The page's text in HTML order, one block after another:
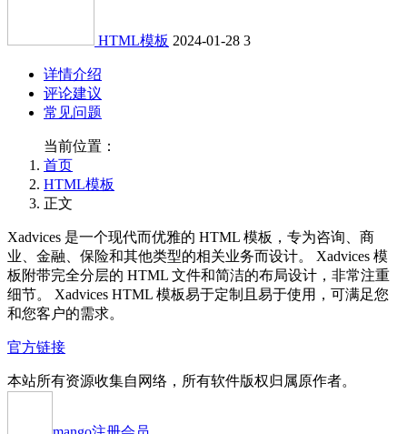
HTML模板 2024-01-28 3
详情介绍
评论建议
常见问题
当前位置：
首页
HTML模板
正文
Xadvices 是一个现代而优雅的 HTML 模板，专为咨询、商
业、金融、保险和其他类型的相关业务而设计。 Xadvices 模
板附带完全分层的 HTML 文件和简洁的布局设计，非常注重
细节。 Xadvices HTML 模板易于定制且易于使用，可满足您
和您客户的需求。
官方链接
本站所有资源收集自网络，所有软件版权归属原作者。